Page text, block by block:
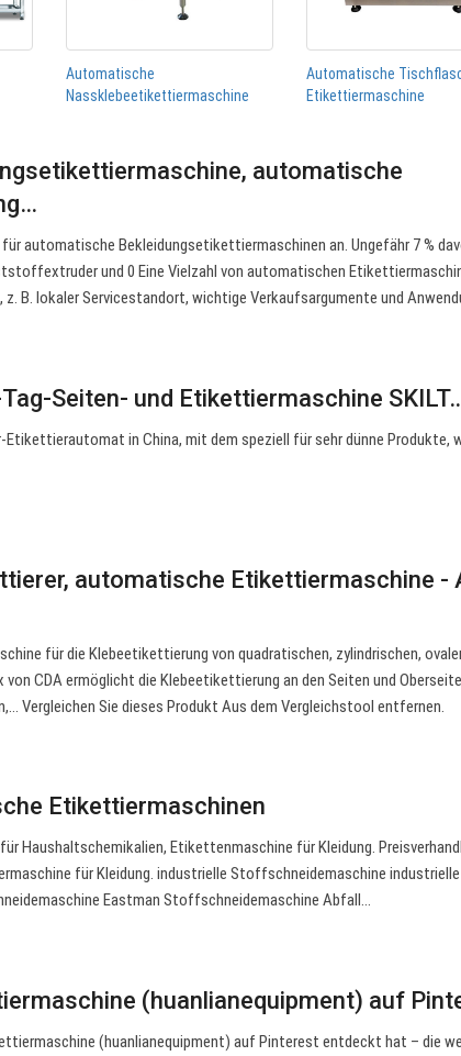
Automatische
Nassklebeetikettiermaschine
Automatische
Etikettiermaschine
automatische
automatische Bekleidungsetikettiermaschinen an. Ungefähr 7 %
und 0 Eine Vielzahl von automatischen
B. lokaler Servicestandort, wichtige Verkaufsargumente und
Seiten- und Etikettiermaschine
Etikettierautomat in China, mit dem speziell für sehr dünne Produkte,
automatische Etikettiermaschine -
für die Klebeetikettierung von quadratischen, zylindrischen,
CDA ermöglicht die Klebeetikettierung an den Seiten und
Vergleichen Sie dieses Produkt Aus dem Vergleichstool entfernen.
Etikettiermaschinen
Haushaltschemikalien, Etikettenmaschine für Kleidung.
für Kleidung. industrielle Stoffschneidemaschine industrielle
Eastman Stoffschneidemaschine Abfall…
(huanlianequipment) auf
(huanlianequipment) auf Pinterest entdeckt hat – die